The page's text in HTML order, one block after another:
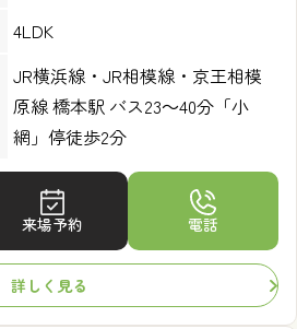
4LDK
JR横浜線・JR相模線・京王相模
原線 橋本駅 バス23～40分「小
網」停徒歩2分
来場予約 電話
詳しく見る